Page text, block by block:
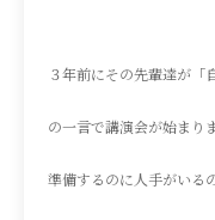
３年前にその先輩達が「
の一言で講演会が始まり
準備するのに人手がいる